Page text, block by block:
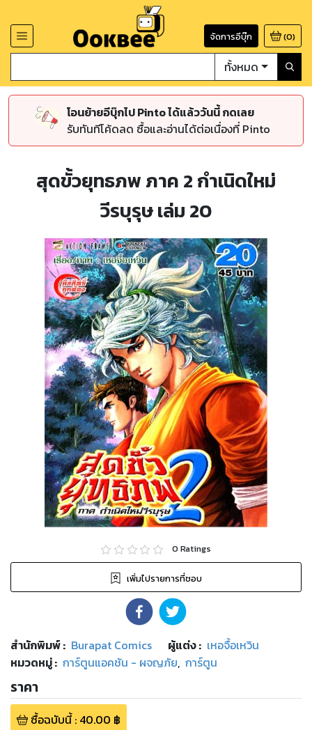
จัดการอีบุ๊ก (0)
ทั้งหมด
โอนย้ายอีบุ๊กไป Pinto ได้แล้ววันนี้ กดเลย
รับทันทีโค้ดลด ซื้อและอ่านได้ต่อเนื่องที่ Pinto
สุดขั้วยุทธภพ ภาค 2 กำเนิดใหม่
วีรบุรุษ เล่ม 20
0 Ratings
เพิ่มไปรายการที่ชอบ
สำนักพิมพ์: Burapat Comics ผู้แต่ง : เหอจื้อเหวิน
หมวดหมู่: การ์ตูนแอคชัน - ผจญภัย, การ์ตูน
ราคา
ซื้อฉบับนี้: 40.00 ฿